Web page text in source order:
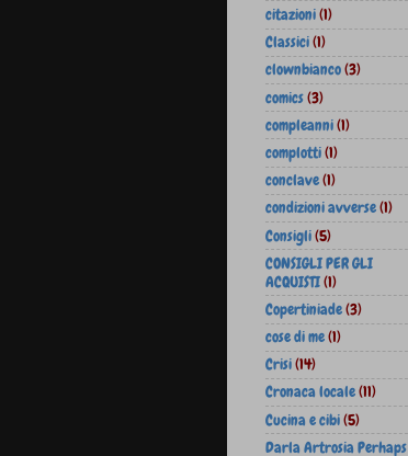
citazioni(1)
Classici(1)
clownbianco(3)
comics(3)
compleanni(1)
complotti(1)
conclave(1)
condizioni avverse(1)
Consigli(5)
CONSIGLI PER GLI
ACQUISTI(1)
Copertiniade(3)
cose di me(1)
Crisi(14)
Cronaca locale(11)
Cucina e cibi(5)
Darla Artrosia Perhaps